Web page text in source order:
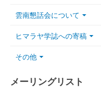
雲南懇話会について
ヒマラヤ学誌への寄稿
その他
メーリングリスト